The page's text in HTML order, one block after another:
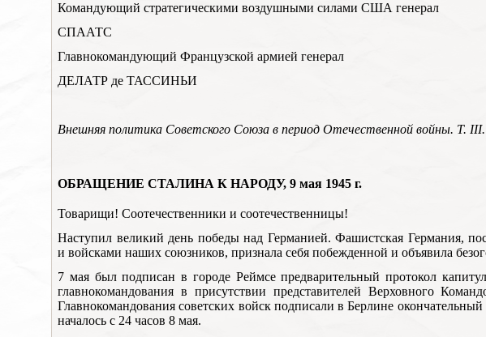
Командующий стратегическими воздушными силами США генерал
СПААТС
Главнокомандующий Французской армией генерал
ДЕЛАТР де ТАССИНЬИ
Внешняя политика Советского Союза в период Отечественной войны. Т.
ОБРАЩЕНИЕ СТАЛИНА К НАРОДУ, 9 мая 1945 г.
Товарищи! Соотечественники и соотечественницы!
Наступил великий день победы над Германией. Фашистская Германия,
и войсками наших союзников, признала себя побежденной и объявила
7 мая был подписан в городе Реймсе предварительный протокол
главнокомандования в присутствии представителей Верховного
Главнокомандования советских войск подписали в Берлине
началось с 24 часов 8 мая.